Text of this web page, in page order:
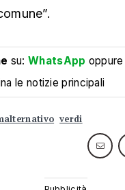
su:WhatsApp oppure
le notizie principali
verdi